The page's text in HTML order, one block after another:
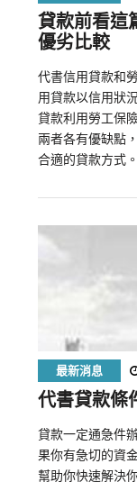
貸款前看這
優劣比較
代書信用貸款和
用貸款以信用狀
貸款利用勞工保
兩者各有優缺點
合適的貸款方式。
最新消息
代書貸款條
貸款一定通急件
果你有急切的資
幫助你快速解決